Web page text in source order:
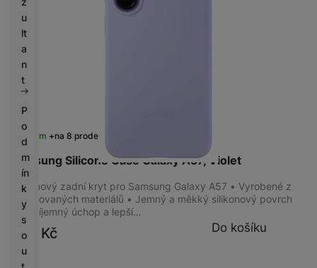
u
lt
a
n
t
P
o
d
m
ín
k
y
s
o
u
Samsung Silicone Case Galaxy A57, Violet
Skladem na 8 prodejnách
Silikonový zadní kryt pro Samsung Galaxy A57 • Vyrobené z
recyklovaných materiálů • Jemný a měkký silikonový povrch
pro příjemný úchop a lepší…
999 Kč Do košíku